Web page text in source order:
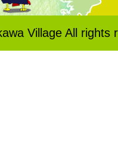
Village All rights